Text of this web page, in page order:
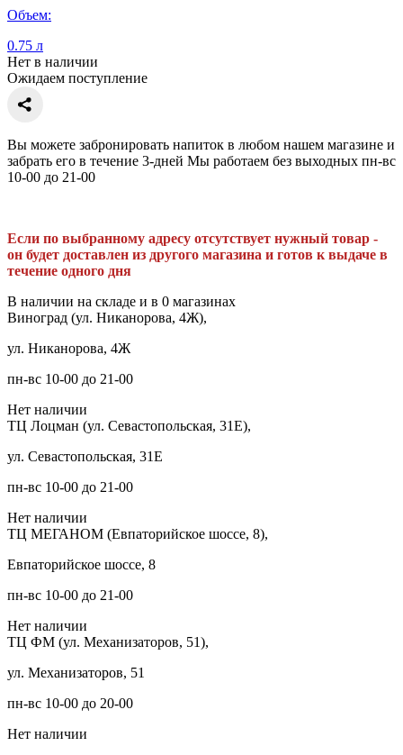
Объем:
0.75 л
Нет в наличии
Ожидаем поступление
Вы можете забронировать напиток в любом нашем магазине и
забрать его в течение 3-дней Мы работаем без выходных пн-вс
10-00 до 21-00
Если по выбранному адресу отсутствует нужный товар -
он будет доставлен из другого магазина и готов к выдаче в
течение одного дня
В наличии на складе и в 0 магазинах
Виноград (ул. Никанорова, 4Ж),
ул. Никанорова, 4Ж
пн-вс 10-00 до 21-00
Нет наличии
ТЦ Лоцман (ул. Севастопольская, 31Е),
ул. Севастопольская, 31Е
пн-вс 10-00 до 21-00
Нет наличии
ТЦ МЕГАНОМ (Евпаторийское шоссе, 8),
Евпаторийское шоссе, 8
пн-вс 10-00 до 21-00
Нет наличии
ТЦ ФМ (ул. Механизаторов, 51),
ул. Механизаторов, 51
пн-вс 10-00 до 20-00
Нет наличии